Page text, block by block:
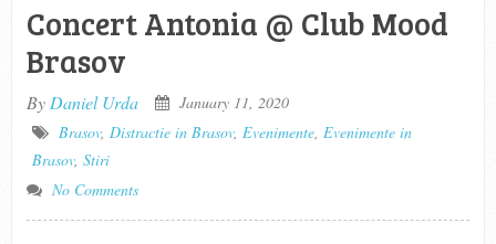
Concert Antonia @ Club Mood
Brasov
By Daniel Urda
January 11, 2020
Brasov, Distractie in Brasov, Evenimente, Evenimente in
Brasov, Stiri
No Comments